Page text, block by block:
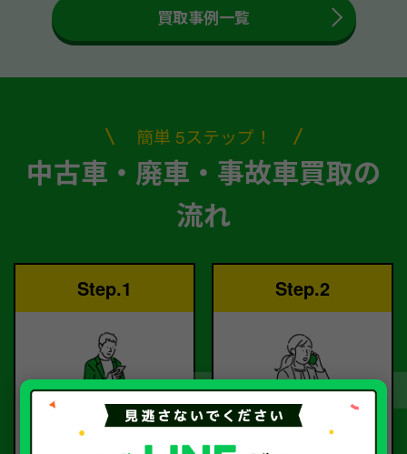
買取事例一覧
簡単 5ステップ！
中古車・廃車・事故車買取の
流れ
Step.1
ご依頼
お電話または査定フォー
Step.2
査定
査定のプロが